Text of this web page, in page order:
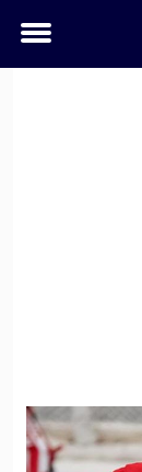
Toggle